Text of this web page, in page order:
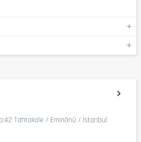
Tahtakale / Eminönü / İstanbul